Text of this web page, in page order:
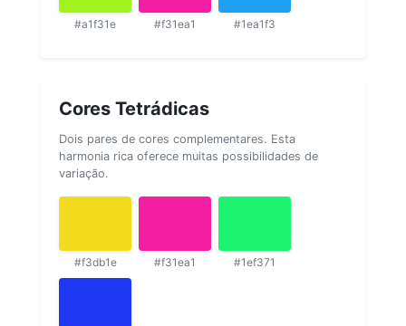
#a1f31e #f31ea1 #1ea1f3
Cores Tetrádicas
Dois pares de cores complementares. Esta
harmonia rica oferece muitas possibilidades de
variação.
#f3db1e #f31ea1 #1ef371